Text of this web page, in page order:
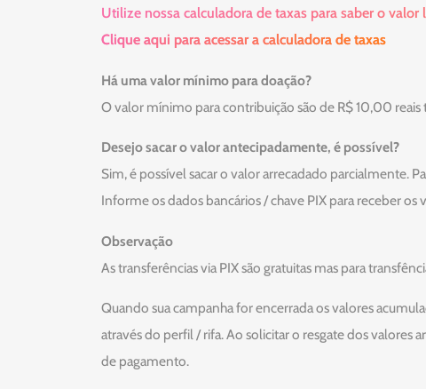
Utilize nossa calculadora de taxas para saber o
Clique aqui para acessar a calculadora de taxas
Há uma valor mínimo para doação?
O valor mínimo para contribuição são de R$ 10,00 reais
Desejo sacar o valor antecipadamente, é possível?
Sim, é possível sacar o valor arrecadado parcialmente.
Informe os dados bancários / chave PIX para receber
Observação
As transferências via PIX são gratuitas mas para
Quando sua campanha for encerrada os valores
através do perfil / rifa. Ao solicitar o resgate dos valores
de pagamento.